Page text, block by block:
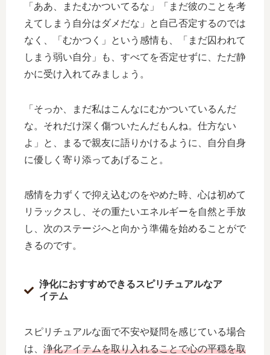
「ああ、またむかついてるな」「まだ彼のことを考
えてしまう自分はダメだな」と自己否定するのでは
なく、「むかつく」という感情も、「まだ囚われて
しまう弱い自分」も、すべてを否定せずに、ただ静
かに受け入れてみましょう。
「そっか、まだ私はこんなにむかついているんだ
な。それだけ深く傷ついたんだもんね。仕方ない
よ」と、まるで親友に語りかけるように、自分自身
に優しく寄り添ってあげること。
感情を力ずくで抑え込むのをやめた時、心は初めて
リラックスし、その重たいエネルギーを自然と手放
し、次のステージへと向かう準備を始めることがで
きるのです。
浄化におすすめできるスピリチュアルなア
イテム
スピリチュアルな面で不安や疑問を感じている場合
は、 浄化アイテムを取り入れることで心の平穏を取